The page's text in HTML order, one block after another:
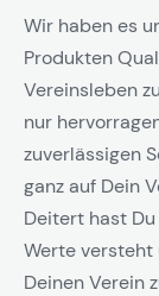
Wir haben es
Produkten
Vereinsleben
nur
zuverlässigen
ganz auf Dein
Deitert hast
Werte versteht
Deinen Verein